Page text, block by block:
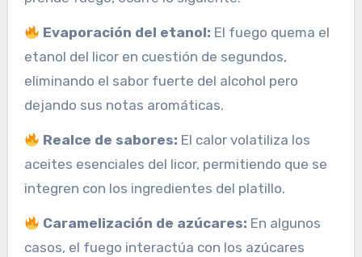
Evaporación del etanol: El fuego quema el
etanol del licor en cuestión de segundos,
eliminando el sabor fuerte del alcohol pero
dejando sus notas aromáticas.
Realce de sabores: El calor volatiliza los
aceites esenciales del licor, permitiendo que se
integren con los ingredientes del platillo.
Caramelización de azúcares: En algunos
casos, el fuego interactúa con los azúcares